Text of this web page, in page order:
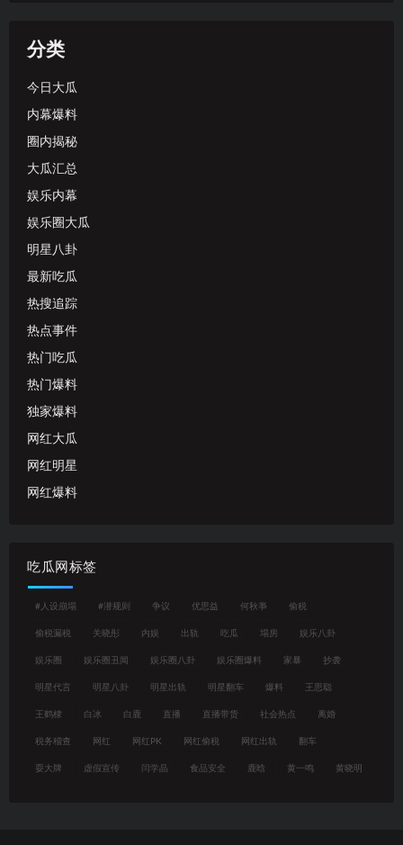
分类
今日大瓜
内幕爆料
圈内揭秘
大瓜汇总
娱乐内幕
娱乐圈大瓜
明星八卦
最新吃瓜
热搜追踪
热点事件
热门吃瓜
热门爆料
独家爆料
网红大瓜
网红明星
网红爆料
吃瓜网标签
#人设崩塌 #潜规则 争议 优思益 何秋亊 偷税
偷税漏税 关晓彤 内娱 出轨 吃瓜 塌房 娱乐八卦
娱乐圈 娱乐圈丑闻 娱乐圈八卦 娱乐圈爆料 家暴 抄袭
明星代言 明星八卦 明星出轨 明星翻车 爆料 王思聪
王鹤棣 白冰 白鹿 直播 直播带货 社会热点 离婚
税务稽查 网红 网红PK 网红偷税 网红出轨 翻车
耍大牌 虚假宣传 闫学晶 食品安全 鹿晗 黄一鸣 黄晓明